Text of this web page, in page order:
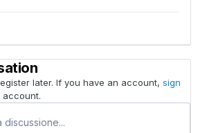
later. If you have an account, sign
discussione...